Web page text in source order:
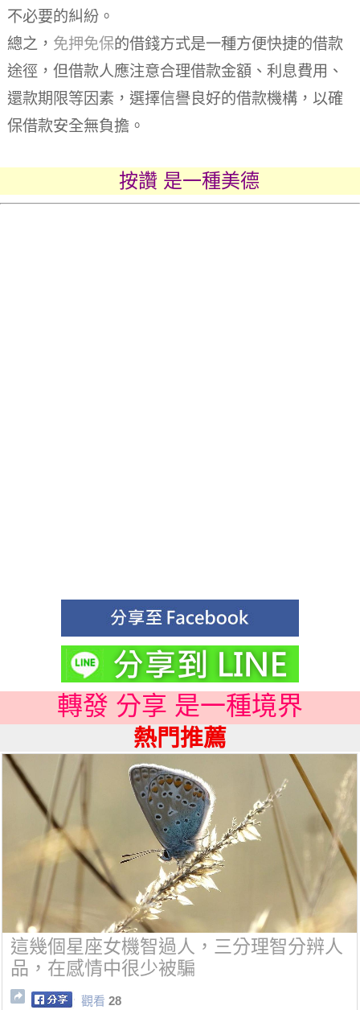
不必要的糾紛。
總之， 免押免保的借錢方式是一種方便快捷的借款
途徑，但借款人應注意合理借款金額、利息費用、
還款期限等因素，選擇信譽良好的借款機構，以確
保借款安全無負擔。
按讚 是一種美德
轉發 分享 是一種境界
熱門推薦
這幾個星座女機智過人，三分理智分辨人
品，在感情中很少被騙
觀看 28